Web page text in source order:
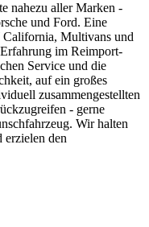
nahezu aller Marken -
und Ford. Eine
California, Multivans und
im Reimport-
Service und die
auf ein großes
zusammengestellten
- gerne
Wir halten
den